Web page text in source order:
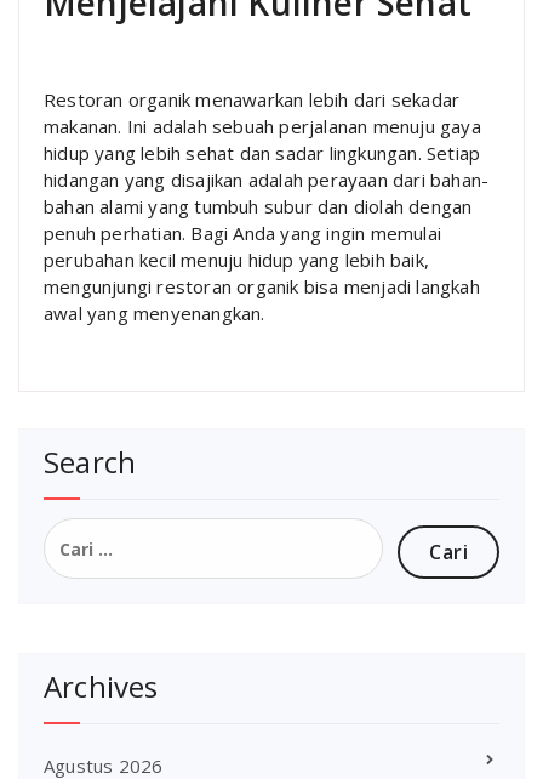
Restoran organik menawarkan lebih dari sekadar
makanan. Ini adalah sebuah perjalanan menuju gaya
hidup yang lebih sehat dan sadar lingkungan. Setiap
hidangan yang disajikan adalah perayaan dari bahan-
bahan alami yang tumbuh subur dan diolah dengan
penuh perhatian. Bagi Anda yang ingin memulai
perubahan kecil menuju hidup yang lebih baik,
mengunjungi restoran organik bisa menjadi langkah
awal yang menyenangkan.
Search
Cari
untuk:
Archives
Agustus 2026